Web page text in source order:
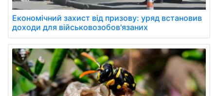
Економічний захист від призову: уряд встановив
доходи для військовозобов'язаних